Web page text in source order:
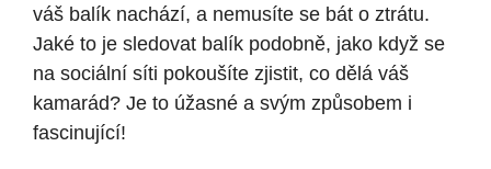
váš balík nachází, a nemusíte se bát o ztrátu.
Jaké to je sledovat balík podobně, jako když se
na sociální síti pokoušíte zjistit, co dělá váš
kamarád? Je to úžasné a svým způsobem i
fascinující!